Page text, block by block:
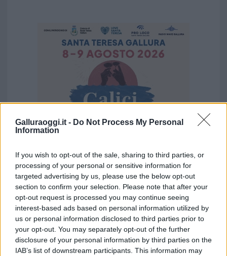
Galluraoggi.it - Do Not Process My Personal
Information
If you wish to opt-out of the sale, sharing to third parties, or
processing of your personal or sensitive information for
targeted advertising by us, please use the below opt-out
section to confirm your selection. Please note that after your
opt-out request is processed you may continue seeing
interest-based ads based on personal information utilized by
us or personal information disclosed to third parties prior to
your opt-out. You may separately opt-out of the further
disclosure of your personal information by third parties on the
IAB’s list of downstream participants. This information may
Vuoi rimuovere le pubblicità nazionali?
Puoi abbonarti asoli € 1,10 al mese
cliccandoqui
Sei già abbonato?